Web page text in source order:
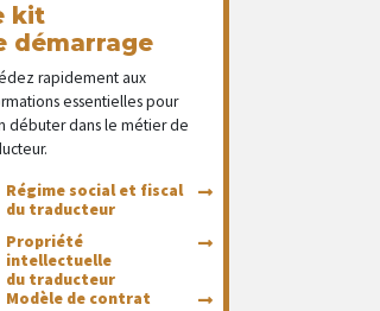
kit
démarrage
rapidement aux
essentielles pour
débuter dans le métier de
Régime social et fiscal
du traducteur
Propriété
intellectuelle
du traducteur
Modèle de contrat